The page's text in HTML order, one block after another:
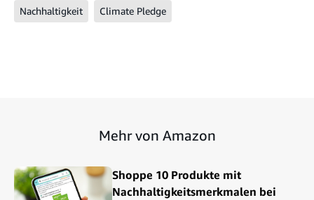
Nachhaltigkeit Climate Pledge
Mehr von Amazon
Shoppe 10 Produkte mit
Nachhaltigkeitsmerkmalen bei